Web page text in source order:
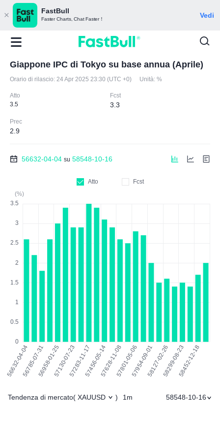
FastBull
Faster Charts, Chat Faster！ Vedi
Giappone IPC di Tokyo su base annua (Aprile)
Orario di rilascio: 24 Apr 2025 23:30 (UTC +0) Unità: %
Atto
3.5
Fcst
3.3
Prec
2.9
56632-04-04 su 58548-10-16
Atto
Fcst
(%)
Tendenza di mercato( XAUUSD ) 1m 58548-10-16